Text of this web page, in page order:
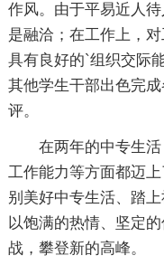
作风。由于平易近人
是融洽；在工作上，
具有良好的`组织交际
其他学生干部出色完
评。
在两年的中专生活
工作能力等方面都迈
别美好中专生活、踏
以饱满的热情、坚定
战，攀登新的高峰。